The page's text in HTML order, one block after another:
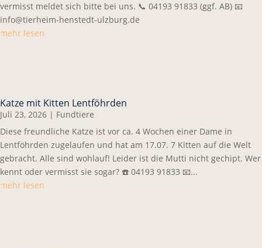
vermisst meldet sich bitte bei uns. 📞 04193 91833 (ggf. AB) 📧
info@tierheim-henstedt-ulzburg.de
mehr lesen
Katze mit Kitten Lentföhrden
Juli 23, 2026 | Fundtiere
Diese freundliche Katze ist vor ca. 4 Wochen einer Dame in
Lentföhrden zugelaufen und hat am 17.07. 7 Kitten auf die Welt
gebracht. Alle sind wohlauf! Leider ist die Mutti nicht gechipt. Wer
kennt oder vermisst sie sogar? ☎️ 04193 91833 📧...
mehr lesen